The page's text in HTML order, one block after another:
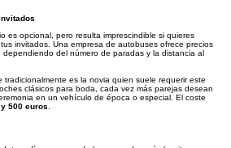
es opcional, pero resulta imprescindible si quieres
invitados. Una empresa de autobuses ofrece precios
, dependiendo del número de paradas y la distancia al
tradicionalmente es la novia quien suele requerir este
clásicos para boda, cada vez más parejas desean
en un vehículo de época o especial. El coste
500 euros